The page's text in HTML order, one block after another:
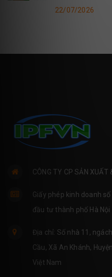
22/07/2026
CÔNG TY CP SẢN XUẤT
Giấy phép kinh doanh
đầu tư thành phố Hà
Địa chỉ: Số nhà 11,
Cầu, Xã An Khánh,
Việt Nam